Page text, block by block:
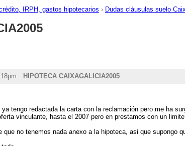
IRPH, gastos hipotecarios › Dudas cláusulas suelo
HIPOTECA CAIXAGALICIA2005
tengo redactada la carta con la reclamación pero me ha
vinculante, hasta el 2007 pero en prestamos con un
que no tenemos nada anexo a la hipoteca, asi que supongo